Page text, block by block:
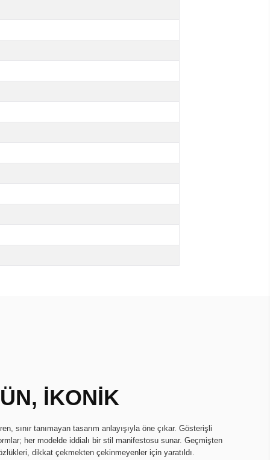
İKONİK
sınır tanımayan tasarım anlayışıyla öne çıkar. Gösterişli
her modelde iddialı bir stil manifestosu sunar. Geçmişten
dikkat çekmekten çekinmeyenler için yaratıldı.